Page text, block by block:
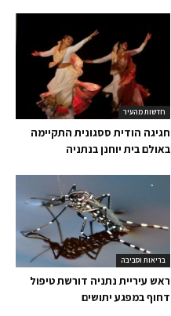
חדשות מהעיר
חגיגה הודית ססגונית התקיימה
באולם בית יוחנן בנתניה
בריאות וסביבה
ראש עיריית נתניה דורשת טיפול
דחוף במפגע יתושים